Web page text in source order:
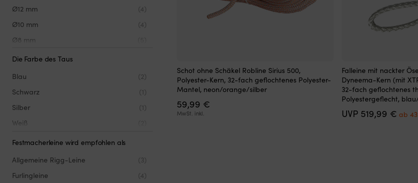
Ø12 mm
(4)
Ø10 mm
(4)
Ø8 mm
Ø6 mm
Die Farbe des Taus
Blau
(2)
Schwarz
(1)
Silber
(1)
Weiß
Festmacherleine wird empfohlen als
Allgemeine Rigg-Leine
(3)
Furlingleine
(4)
Dieses
Produkt
weist
mehrere
Varianten
auf.
Schot ohne Schäkel Robline Sirius 500,
Polyester-Kern, 32-fach geflochtenes Polyester-
Mantel, neon/orange/silber
59,99 €
MwSt. inkl.
Dieses
Produkt
weist
mehrere
Varianten
auf.
Falleine mit nackter
Dyneema-Kern (mit
32-fach geflochtenes
Polyestergeflecht,
UVP 519,99 € ab